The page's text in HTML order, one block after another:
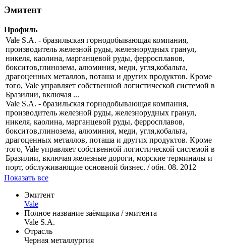
Эмитент
Профиль
Vale S.A. - бразильская горнодобывающая компания,
производитель железной руды, железнорудных гранул,
никеля, каолина, марганцевой руды, ферросплавов,
бокситов,глинозема, алюминия, меди, угля,кобальта,
драгоценных металлов, поташа и других продуктов. Кроме
того, Vale управляет собственной логистической системой в
Бразилии, включая ...
Vale S.A. - бразильская горнодобывающая компания,
производитель железной руды, железнорудных гранул,
никеля, каолина, марганцевой руды, ферросплавов,
бокситов,глинозема, алюминия, меди, угля,кобальта,
драгоценных металлов, поташа и других продуктов. Кроме
того, Vale управляет собственной логистической системой в
Бразилии, включая железные дороги, морские терминалы и
порт, обслуживающие основной бизнес. / обн. 08. 2012
Показать все
Эмитент
Vale
Полное название заёмщика / эмитента
Vale S.A.
Отрасль
Черная металлургия